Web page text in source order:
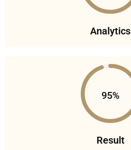
Analytics
95%
Result